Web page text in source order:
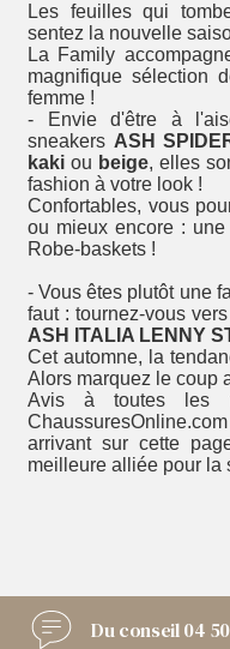
Les feuilles qui
sentez la nouvelle
La Family
magnifique sélection
femme !
- Envie d'être à
sneakers ASH
kaki ou beige, elles
fashion à votre look !
Confortables, vous
ou mieux encore :
Robe-baskets !
- Vous êtes plutôt une
faut : tournez-vous
ASH ITALIA LENNY
Cet automne, la
Alors marquez le coup
Avis à toutes les
arrivant sur cette
meilleure alliée pour la
Du conseil04